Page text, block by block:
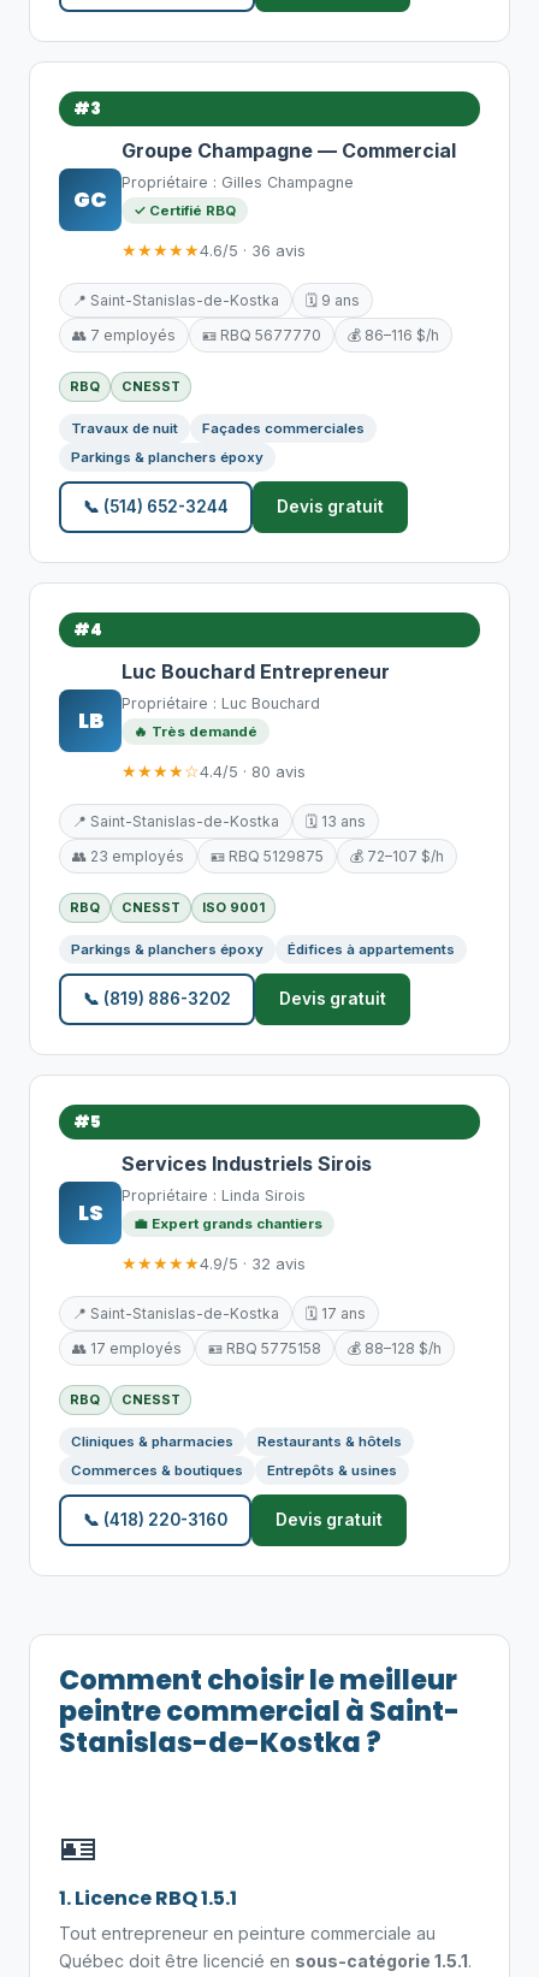
#3
GC
Groupe Champagne — Commercial
Propriétaire : Gilles Champagne
✓ Certifié RBQ
★★★★★4.6/5 · 36 avis
📍 Saint-Stanislas-de-Kostka
🗓️ 9 ans
👥 7 employés
🪪 RBQ 5677770 💰 86–116 $/h
RBQ CNESST
Travaux de nuit
Façades commerciales
Parkings & planchers époxy
📞 (514) 652-3244 Devis gratuit
#4
LB
Luc Bouchard Entrepreneur
Propriétaire : Luc Bouchard
🔥 Très demandé
★★★★☆4.4/5 · 80 avis
📍 Saint-Stanislas-de-Kostka
🗓️ 13 ans
👥 23 employés
🪪 RBQ 5129875 💰 72–107 $/h
RBQ CNESST ISO 9001
Parkings & planchers époxy Édifices à appartements
📞 (819) 886-3202 Devis gratuit
#5
LS
Services Industriels Sirois
Propriétaire : Linda Sirois
💼 Expert grands chantiers
★★★★★4.9/5 · 32 avis
📍 Saint-Stanislas-de-Kostka
🗓️ 17 ans
👥 17 employés
🪪 RBQ 5775158 💰 88–128 $/h
RBQ CNESST
Cliniques & pharmacies
Restaurants & hôtels
Commerces & boutiques
Entrepôts & usines
📞 (418) 220-3160 Devis gratuit
Comment choisir le meilleur
peintre commercial à Saint-
Stanislas-de-Kostka ?
🪪
1. Licence RBQ 1.5.1
Tout entrepreneur en peinture commerciale au
Québec doit être licencié en sous-catégorie 1.5.1.